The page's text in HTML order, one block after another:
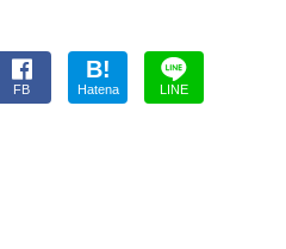
FB
B!
Hatena LINE